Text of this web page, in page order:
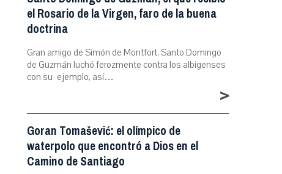
el Rosario de la Virgen, faro de la buena
doctrina
Gran amigo de Simón de Montfort, Santo Domingo
de Guzmán luchó ferozmente contra los albigenses
con su ejemplo, así…
>
Goran Tomašević: el olímpico de
waterpolo que encontró a Dios en el
Camino de Santiago